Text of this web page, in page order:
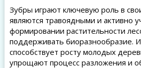
Зубры играют ключевую роль в
являются травоядными и активно
формировании растительности
поддерживать биоразнообразие.
способствует росту молодых
упрощают процесс разложения и